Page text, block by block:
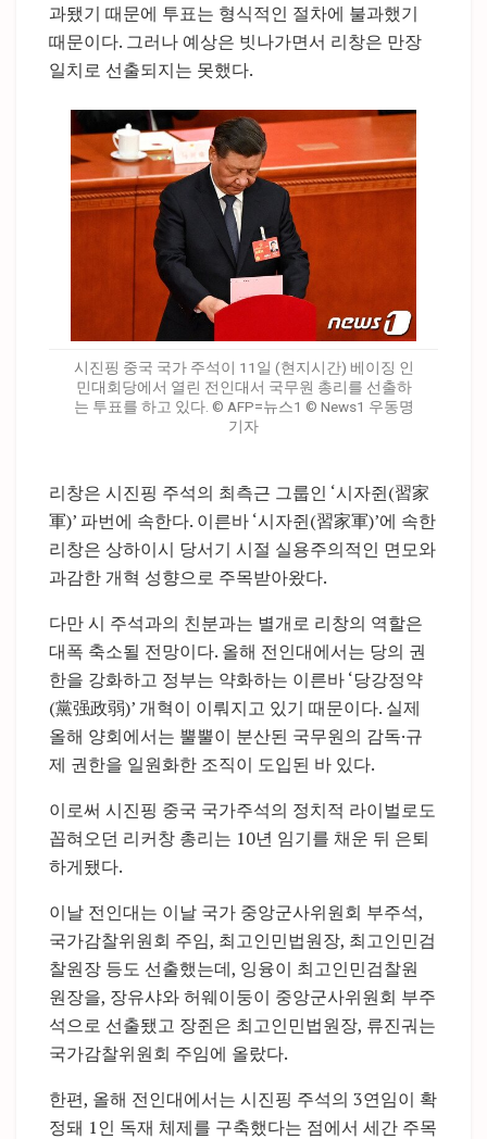
과됐기 때문에 투표는 형식적인 절차에 불과했기
때문이다. 그러나 예상은 빗나가면서 리창은 만장
일치로 선출되지는 못했다.
시진핑 중국 국가 주석이 11일 (현지시간) 베이징 인
민대회당에서 열린 전인대서 국무원 총리를 선출하
는 투표를 하고 있다. © AFP=뉴스1 © News1 우동명
기자
리창은 시진핑 주석의 최측근 그룹인 ‘시자쥔(習家
軍)’ 파번에 속한다. 이른바 ‘시자쥔(習家軍)’에 속한
리창은 상하이시 당서기 시절 실용주의적인 면모와
과감한 개혁 성향으로 주목받아왔다.
다만 시 주석과의 친분과는 별개로 리창의 역할은
대폭 축소될 전망이다. 올해 전인대에서는 당의 권
한을 강화하고 정부는 약화하는 이른바 ‘당강정약
(黨强政弱)’ 개혁이 이뤄지고 있기 때문이다. 실제
올해 양회에서는 뿔뿔이 분산된 국무원의 감독·규
제 권한을 일원화한 조직이 도입된 바 있다.
이로써 시진핑 중국 국가주석의 정치적 라이벌로도
꼽혀오던 리커창 총리는 10년 임기를 채운 뒤 은퇴
하게됐다.
이날 전인대는 이날 국가 중앙군사위원회 부주석,
국가감찰위원회 주임, 최고인민법원장, 최고인민검
찰원장 등도 선출했는데, 잉융이 최고인민검찰원
원장을, 장유샤와 허웨이둥이 중앙군사위원회 부주
석으로 선출됐고 장쥔은 최고인민법원장, 류진궈는
국가감찰위원회 주임에 올랐다.
한편, 올해 전인대에서는 시진핑 주석의 3연임이 확
정돼 1인 독재 체제를 구축했다는 점에서 세간 주목